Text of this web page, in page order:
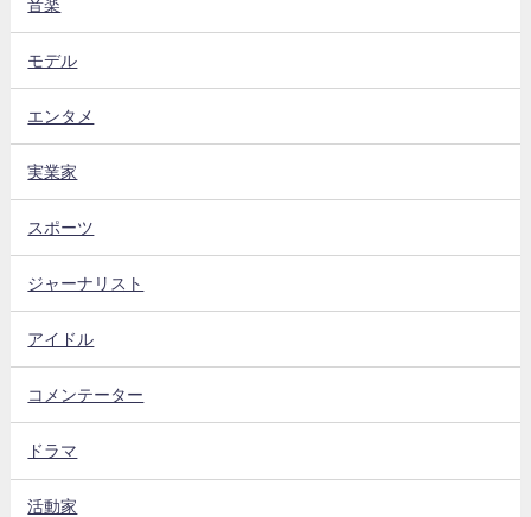
音楽
モデル
エンタメ
実業家
スポーツ
ジャーナリスト
アイドル
コメンテーター
ドラマ
活動家